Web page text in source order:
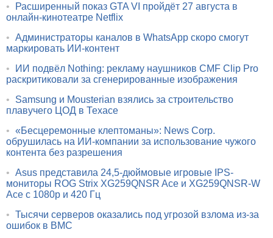
•
Расширенный показ GTA VI пройдёт 27 августа в
онлайн-кинотеатре Netflix
• Администраторы каналов в WhatsApp скоро смогут
маркировать ИИ-контент
•
ИИ подвёл Nothing: рекламу наушников CMF Clip Pro
раскритиковали за сгенерированные изображения
•
Samsung и Mousterian взялись за строительство
плавучего ЦОД в Техасе
• «Бесцеремонные клептоманы»: News Corp.
обрушилась на ИИ-компании за использование чужого
контента без разрешения
• Asus представила 24,5-дюймовые игровые IPS-
мониторы ROG Strix XG259QNSR Ace и XG259QNSR-W
Ace с 1080p и 420 Гц
• Тысячи серверов оказались под угрозой взлома из-за
ошибок в BMC